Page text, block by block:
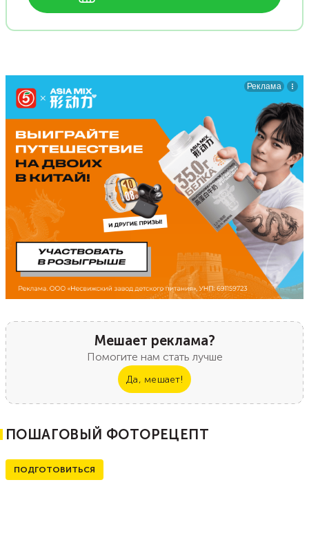
Мешает реклама?
Помогите нам стать лучше
Да, мешает!
ПОШАГОВЫЙ ФОТОРЕЦЕПТ
ПОДГОТОВИТЬСЯ